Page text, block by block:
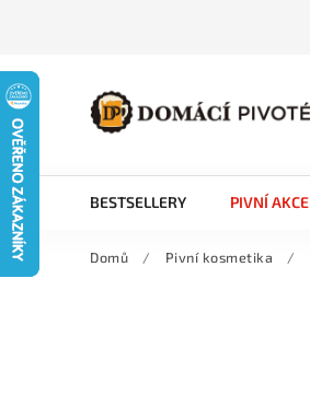
BESTSELLERY PIVNÍ
Domů / Pivní kosmetika /